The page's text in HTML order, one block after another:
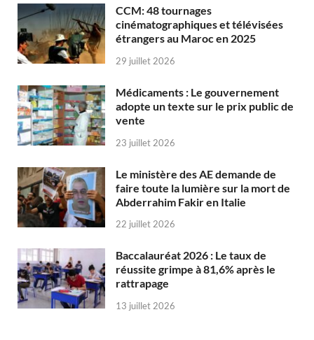
CCM: 48 tournages
cinématographiques et télévisées
étrangers au Maroc en 2025
29 juillet 2026
Médicaments : Le gouvernement
adopte un texte sur le prix public de
vente
23 juillet 2026
Le ministère des AE demande de
faire toute la lumière sur la mort de
Abderrahim Fakir en Italie
22 juillet 2026
Baccalauréat 2026 : Le taux de
réussite grimpe à 81,6% après le
rattrapage
13 juillet 2026